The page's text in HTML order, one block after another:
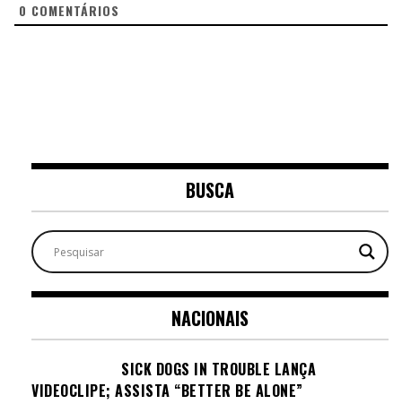
0 COMENTÁRIOS
BUSCA
NACIONAIS
SICK DOGS IN TROUBLE LANÇA
VIDEOCLIPE; ASSISTA “BETTER BE ALONE”